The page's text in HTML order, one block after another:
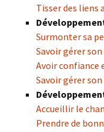
Tisser des liens
Surmonter sa
Savoir gérer
Avoir confiance
Savoir gérer
Accueillir le
Prendre de